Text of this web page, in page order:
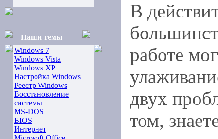
Наши темы
Windows 7
Windows Vista
Windows XP
Настройка Windows
Реестр Windows
Восстановление
системы
MS-DOS
BIOS
Интернет
В
работе
двух
том,